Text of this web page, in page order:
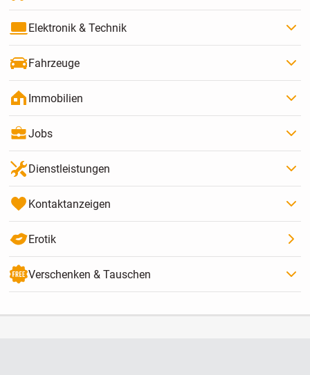
Elektronik & Technik
Fahrzeuge
Immobilien
Jobs
Dienstleistungen
Kontaktanzeigen
Erotik
Verschenken & Tauschen